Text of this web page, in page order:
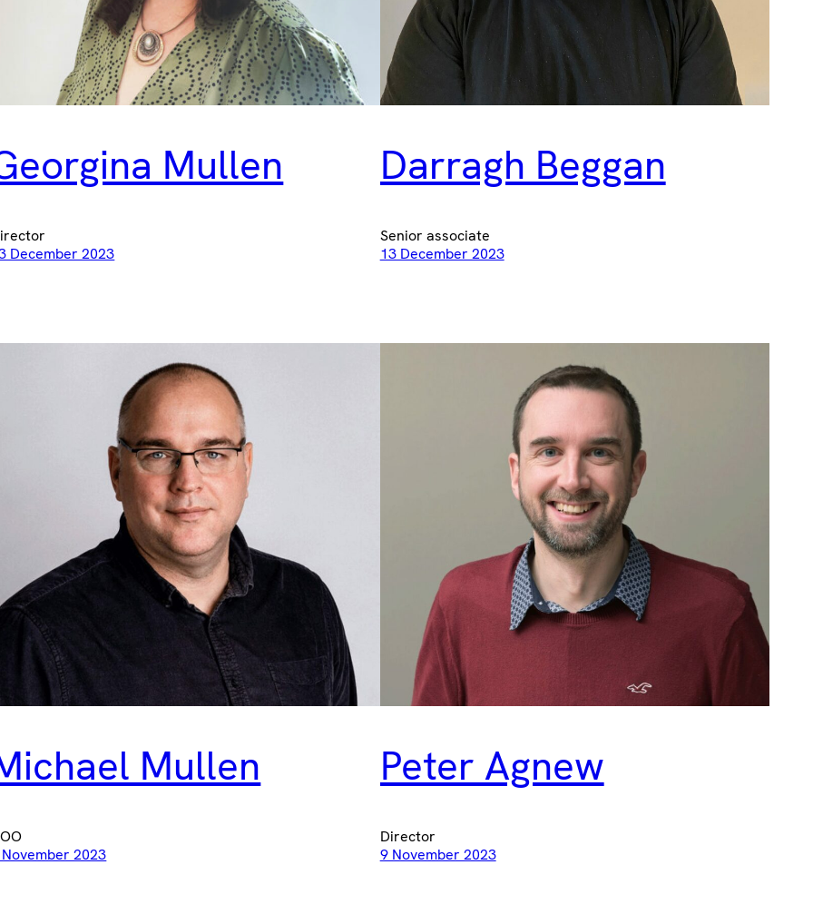
Mullen
December 2023
Darragh Beggan
Senior associate
13 December 2023
Mullen
2023
Peter Agnew
Director
9 November 2023